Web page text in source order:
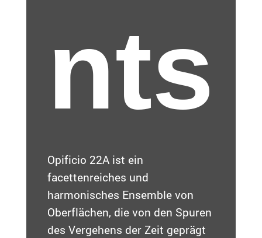
nts
Opificio 22A ist ein
facettenreiches und
harmonisches Ensemble von
Oberflächen, die von den Spuren
des Vergehens der Zeit geprägt